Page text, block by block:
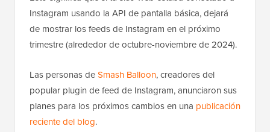
Instagram usando la API de pantalla básica, dejará
de mostrar los feeds de Instagram en el próximo
trimestre (alrededor de octubre-noviembre de 2024).
Las personas deSmash Balloon, creadores del
popular plugin de feed de Instagram, anunciaron sus
planes para los próximos cambios en una publicación
reciente del blog.